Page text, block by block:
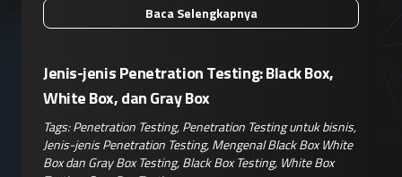
Baca Selengkapnya
Jenis-jenis Penetration Testing: Black Box,
White Box, dan Gray Box
Tags:Penetration Testing,Penetration Testing untuk bisnis,
Jenis-jenis Penetration Testing,Mengenal Black Box White
Box dan Gray Box Testing,Black Box Testing, White Box